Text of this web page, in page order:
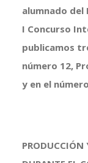
alumnado del
I Concurso
publicamos
número 12,
y en el
PRODUCCIÓN